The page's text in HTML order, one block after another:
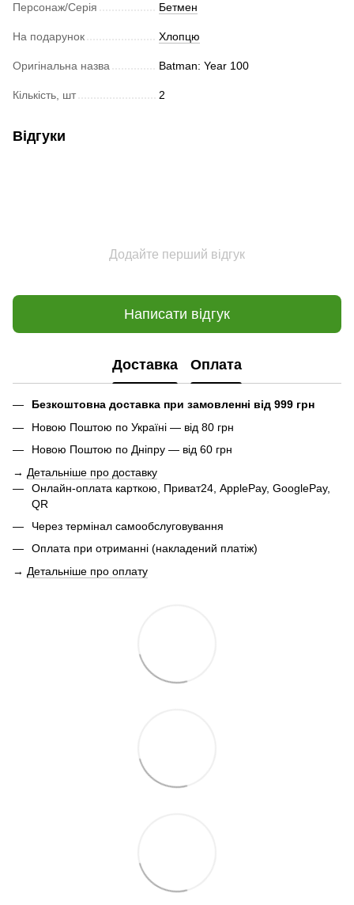
Персонаж/Серія Бетмен
На подарунок Хлопцю
Оригінальна назва Batman: Year 100
Кількість, шт 2
Відгуки
Додайте перший відгук
Написати відгук
Доставка Оплата
Безкоштовна доставка при замовленні від 999 грн
Новою Поштою по Україні — від 80 грн
Новою Поштою по Дніпру — від 60 грн
→ Детальніше про доставку
Онлайн-оплата карткою, Приват24, ApplePay, GooglePay,
QR
Через термінал самообслуговування
Оплата при отриманні (накладений платіж)
→ Детальніше про оплату